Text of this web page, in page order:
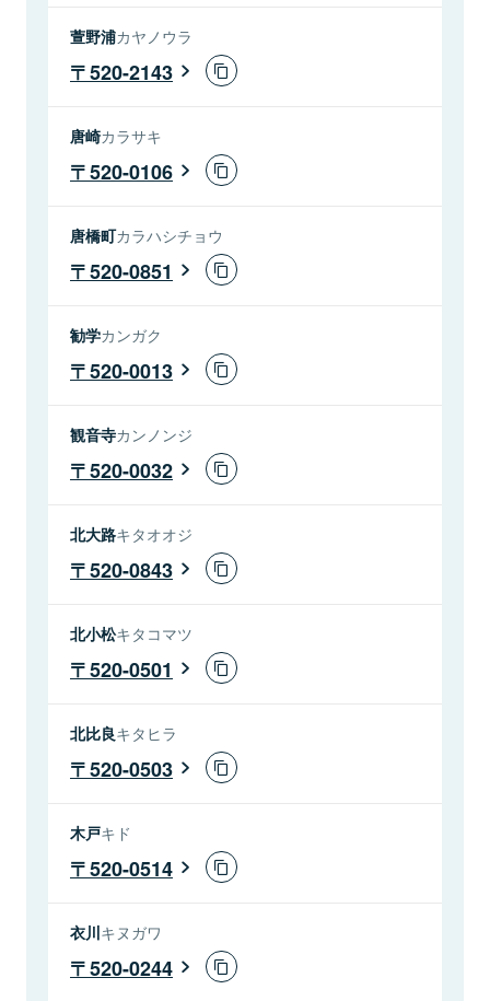
萱野浦カヤノウラ
520-2143
唐崎カラサキ
520-0106
唐橋町カラハシチョウ
520-0851
勧学カンガク
520-0013
観音寺カンノンジ
520-0032
北大路キタオオジ
520-0843
北小松キタコマツ
520-0501
北比良キタヒラ
520-0503
木戸キド
520-0514
衣川キヌガワ
520-0244